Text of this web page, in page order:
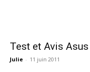
Test et Avis
Julie - 11 juin 2011